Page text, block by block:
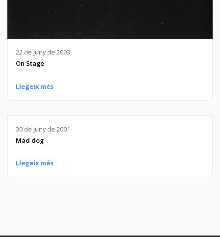
22 de juny de 2003
On Stage
Llegeix més
30 de juny de 2001
Mad dog
Llegeix més